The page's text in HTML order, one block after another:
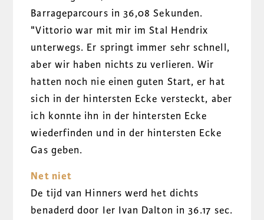
Barrageparcours in 36,08 Sekunden.
"Vittorio war mit mir im Stal Hendrix
unterwegs. Er springt immer sehr schnell,
aber wir haben nichts zu verlieren. Wir
hatten noch nie einen guten Start, er hat
sich in der hintersten Ecke versteckt, aber
ich konnte ihn in der hintersten Ecke
wiederfinden und in der hintersten Ecke
Gas geben.
Net niet
De tijd van Hinners werd het dichts
benaderd door Ier Ivan Dalton in 36.17 sec.